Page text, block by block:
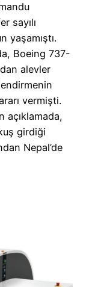
sayılı
yaşamıştı.
Boeing 737-
alevler
vermişti.
açıklamada,
girdiği
Nepal’de